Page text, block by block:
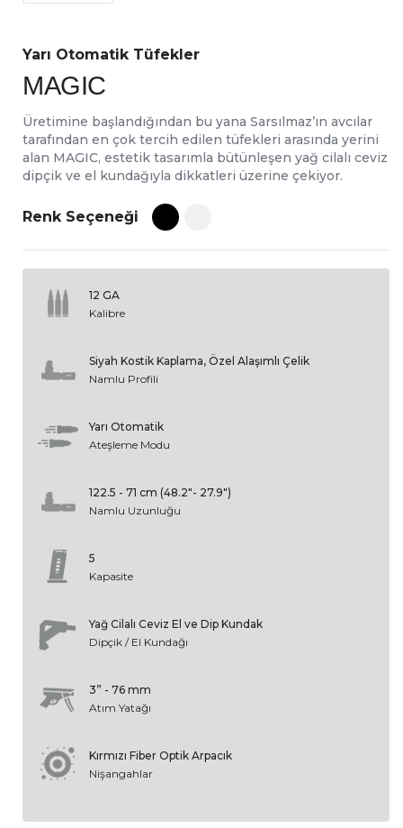
Yarı Otomatik Tüfekler
MAGIC
Üretimine başlandığından bu yana Sarsılmaz’ın avcılar
tarafından en çok tercih edilen tüfekleri arasında yerini
alan MAGIC, estetik tasarımla bütünleşen yağ cilalı ceviz
dipçik ve el kundağıyla dikkatleri üzerine çekiyor.
Renk Seçeneği
12 GA
Kalibre
Siyah Kostik Kaplama, Özel Alaşımlı Çelik
Namlu Profili
Yarı Otomatik
Ateşleme Modu
122.5 - 71 cm (48.2"- 27.9")
Namlu Uzunluğu
5
Kapasite
Yağ Cilalı Ceviz El ve Dip Kundak
Dipçik / El Kundağı
3” - 76 mm
Atım Yatağı
Kırmızı Fiber Optik Arpacık
Nişangahlar